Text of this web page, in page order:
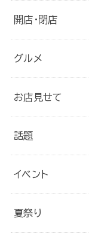
開店・閉店
グルメ
お店見せて
話題
イベント
夏祭り